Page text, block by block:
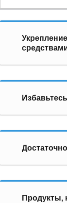
Продукты,